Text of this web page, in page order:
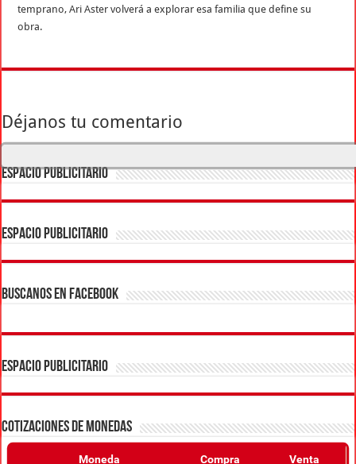
temprano, Ari Aster volverá a explorar esa familia que define su
obra.
Déjanos tu comentario
ESPACIO PUBLICITARIO
ESPACIO PUBLICITARIO
BUSCANOS EN FACEBOOK
ESPACIO PUBLICITARIO
COTIZACIONES DE MONEDAS
Moneda Compra Venta